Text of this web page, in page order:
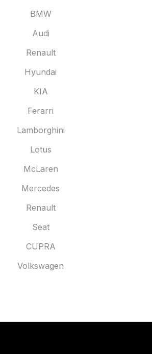
BMW
Audi
Renault
Hyundai
KIA
Ferarri
Lamborghini
Lotus
McLaren
Mercedes
Renault
Seat
CUPRA
Volkswagen